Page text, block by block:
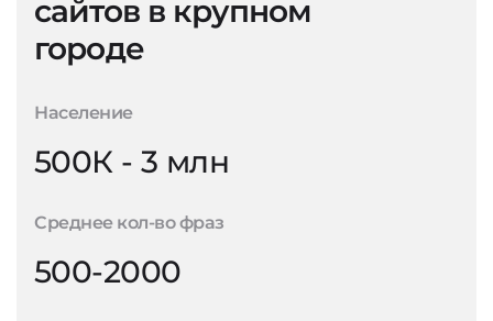
сайтов в крупном
городе
Население
500К - 3 млн
Среднее кол-во фраз
500-2000